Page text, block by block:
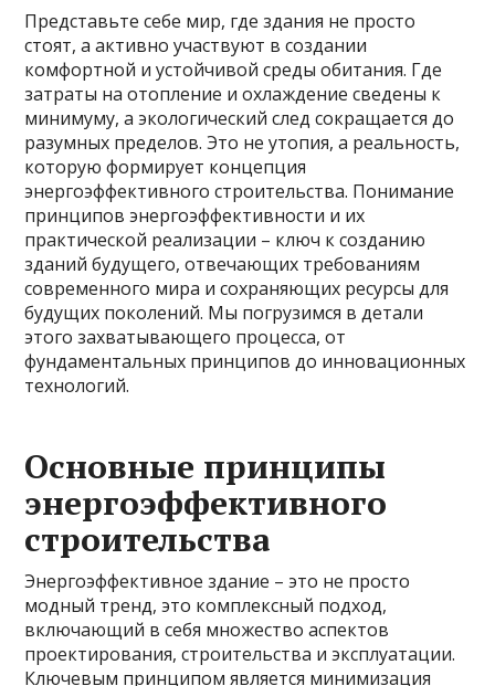
Представьте себе мир, где здания не просто
стоят, а активно участвуют в создании
комфортной и устойчивой среды обитания. Где
затраты на отопление и охлаждение сведены к
минимуму, а экологический след сокращается до
разумных пределов. Это не утопия, а реальность,
которую формирует концепция
энергоэффективного строительства. Понимание
принципов энергоэффективности и их
практической реализации – ключ к созданию
зданий будущего, отвечающих требованиям
современного мира и сохраняющих ресурсы для
будущих поколений. Мы погрузимся в детали
этого захватывающего процесса, от
фундаментальных принципов до инновационных
технологий.
Основные принципы
энергоэффективного
строительства
Энергоэффективное здание – это не просто
модный тренд, это комплексный подход,
включающий в себя множество аспектов
проектирования, строительства и эксплуатации.
Ключевым принципом является минимизация